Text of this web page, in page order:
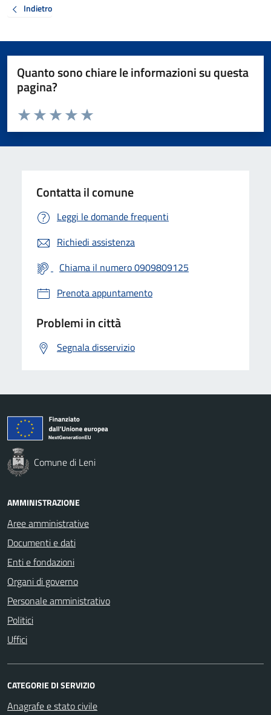
Indietro
Quanto sono chiare le informazioni su questa
pagina?
Valuta da 1 a 5 stelle la pagina
Valuta 5 stelle su 5
Valuta 4 stelle su 5
Valuta 3 stelle su 5
Valuta 2 stelle su 5
Valuta 1 stelle su 5
Contatta il comune
Leggi le domande frequenti
Richiedi assistenza
Chiama il numero 0909809125
Prenota appuntamento
Problemi in città
Segnala disservizio
Comune di Leni
AMMINISTRAZIONE
Aree amministrative
Documenti e dati
Enti e fondazioni
Organi di governo
Personale amministrativo
Politici
Uffici
CATEGORIE DI SERVIZIO
Anagrafe e stato civile